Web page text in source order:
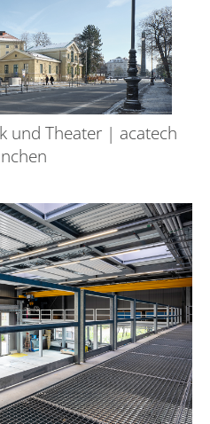
und Theater | acatech